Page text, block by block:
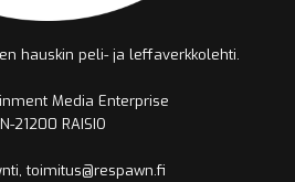
hauskin peli- ja leffaverkkolehti.
Media Enterprise
21200 RAISIO
toimitus@respawn.fi